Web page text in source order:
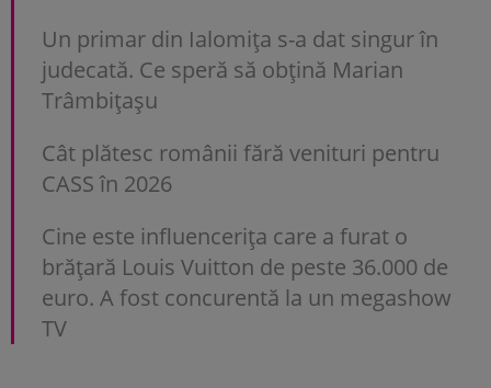
Un primar din Ialomița s-a dat singur în
judecată. Ce speră să obțină Marian
Trâmbițașu
Cât plătesc românii fără venituri pentru
CASS în 2026
Cine este influencerița care a furat o
brățară Louis Vuitton de peste 36.000 de
euro. A fost concurentă la un megashow
TV